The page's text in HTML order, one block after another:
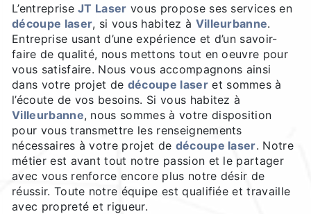
L’entrepriseJT Laser vous propose ses services en
découpe laser, si vous habitez à Villeurbanne.
Entreprise usant d’une expérience et d’un savoir-
faire de qualité, nous mettons tout en oeuvre pour
vous satisfaire. Nous vous accompagnons ainsi
dans votre projet de découpe laseret sommes à
l’écoute de vos besoins. Si vous habitez à
Villeurbanne, nous sommes à votre disposition
pour vous transmettre les renseignements
nécessaires à votre projet de découpe laser. Notre
métier est avant tout notre passion et le partager
avec vous renforce encore plus notre désir de
réussir. Toute notre équipe est qualifiée et travaille
avec propreté et rigueur.